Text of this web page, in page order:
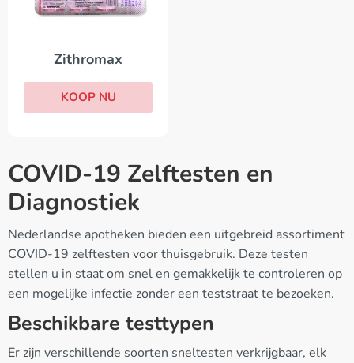
Zithromax
KOOP NU
COVID-19 Zelftesten en
Diagnostiek
Nederlandse apotheken bieden een uitgebreid assortiment
COVID-19 zelftesten voor thuisgebruik. Deze testen
stellen u in staat om snel en gemakkelijk te controleren op
een mogelijke infectie zonder een teststraat te bezoeken.
Beschikbare testtypen
Er zijn verschillende soorten sneltesten verkrijgbaar, elk